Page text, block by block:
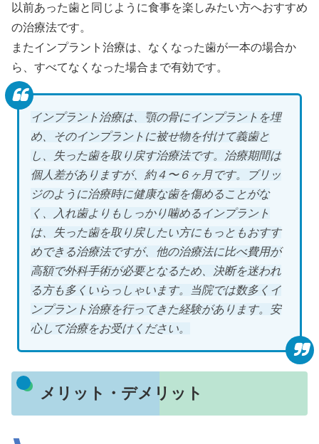
以前あった歯と同じように食事を楽しみたい方へおすすめ
の治療法です。
またインプラント治療は、なくなった歯が一本の場合か
ら、すべてなくなった場合まで有効です。
インプラント治療は、顎の骨にインプラントを埋
め、そのインプラントに被せ物を付けて義歯と
し、失った歯を取り戻す治療法です。治療期間は
個人差がありますが、約４〜６ヶ月です。ブリッ
ジのように治療時に健康な歯を傷めることがな
く、入れ歯よりもしっかり噛めるインプラント
は、失った歯を取り戻したい方にもっともおすす
めできる治療法ですが、他の治療法に比べ費用が
高額で外科手術が必要となるため、決断を迷われ
る方も多くいらっしゃいます。当院では数多くイ
ンプラント治療を行ってきた経験があります。安
心して治療をお受けください。
メリット・デメリット